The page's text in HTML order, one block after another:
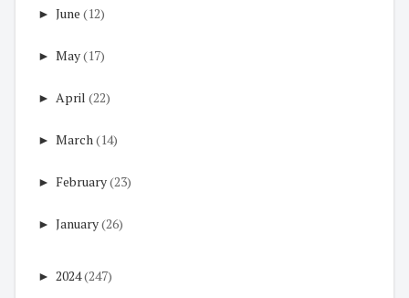
► June (12)
► May(17)
► April (22)
► March(14)
► February(23)
► January(26)
► 2024(247)